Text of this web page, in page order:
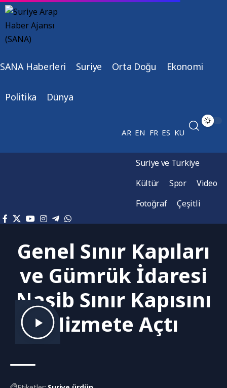
SANA Haberleri Suriye Orta Doğu Ekonomi
Politika Dünya
AR EN FR ES KU
Suriye ve Türkiye
Kültür
Spor
Video
Fotoğraf
Çeşitli
Genel Sınır Kapıları
ve Gümrük İdaresi
Nasib Sınır Kapısını
Hizmete Açtı